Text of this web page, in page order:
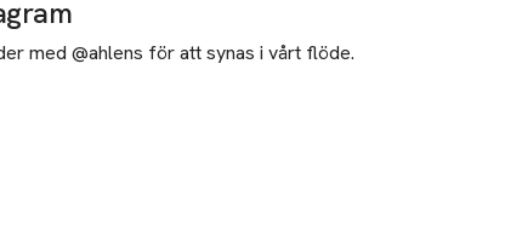
med @ahlens för att synas i vårt flöde.